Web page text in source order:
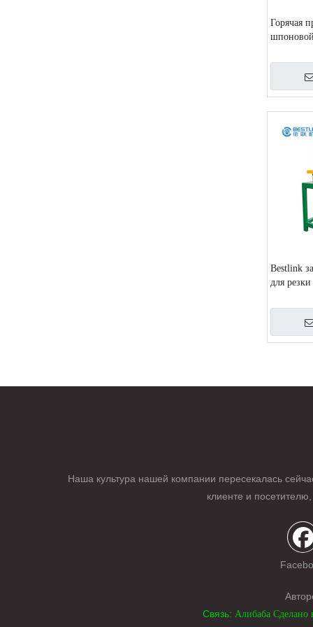
Горячая
для
Bestlink
для
Наша культура нашей компании пересекалась
клиенте и
Связь: Алибаба Сделано